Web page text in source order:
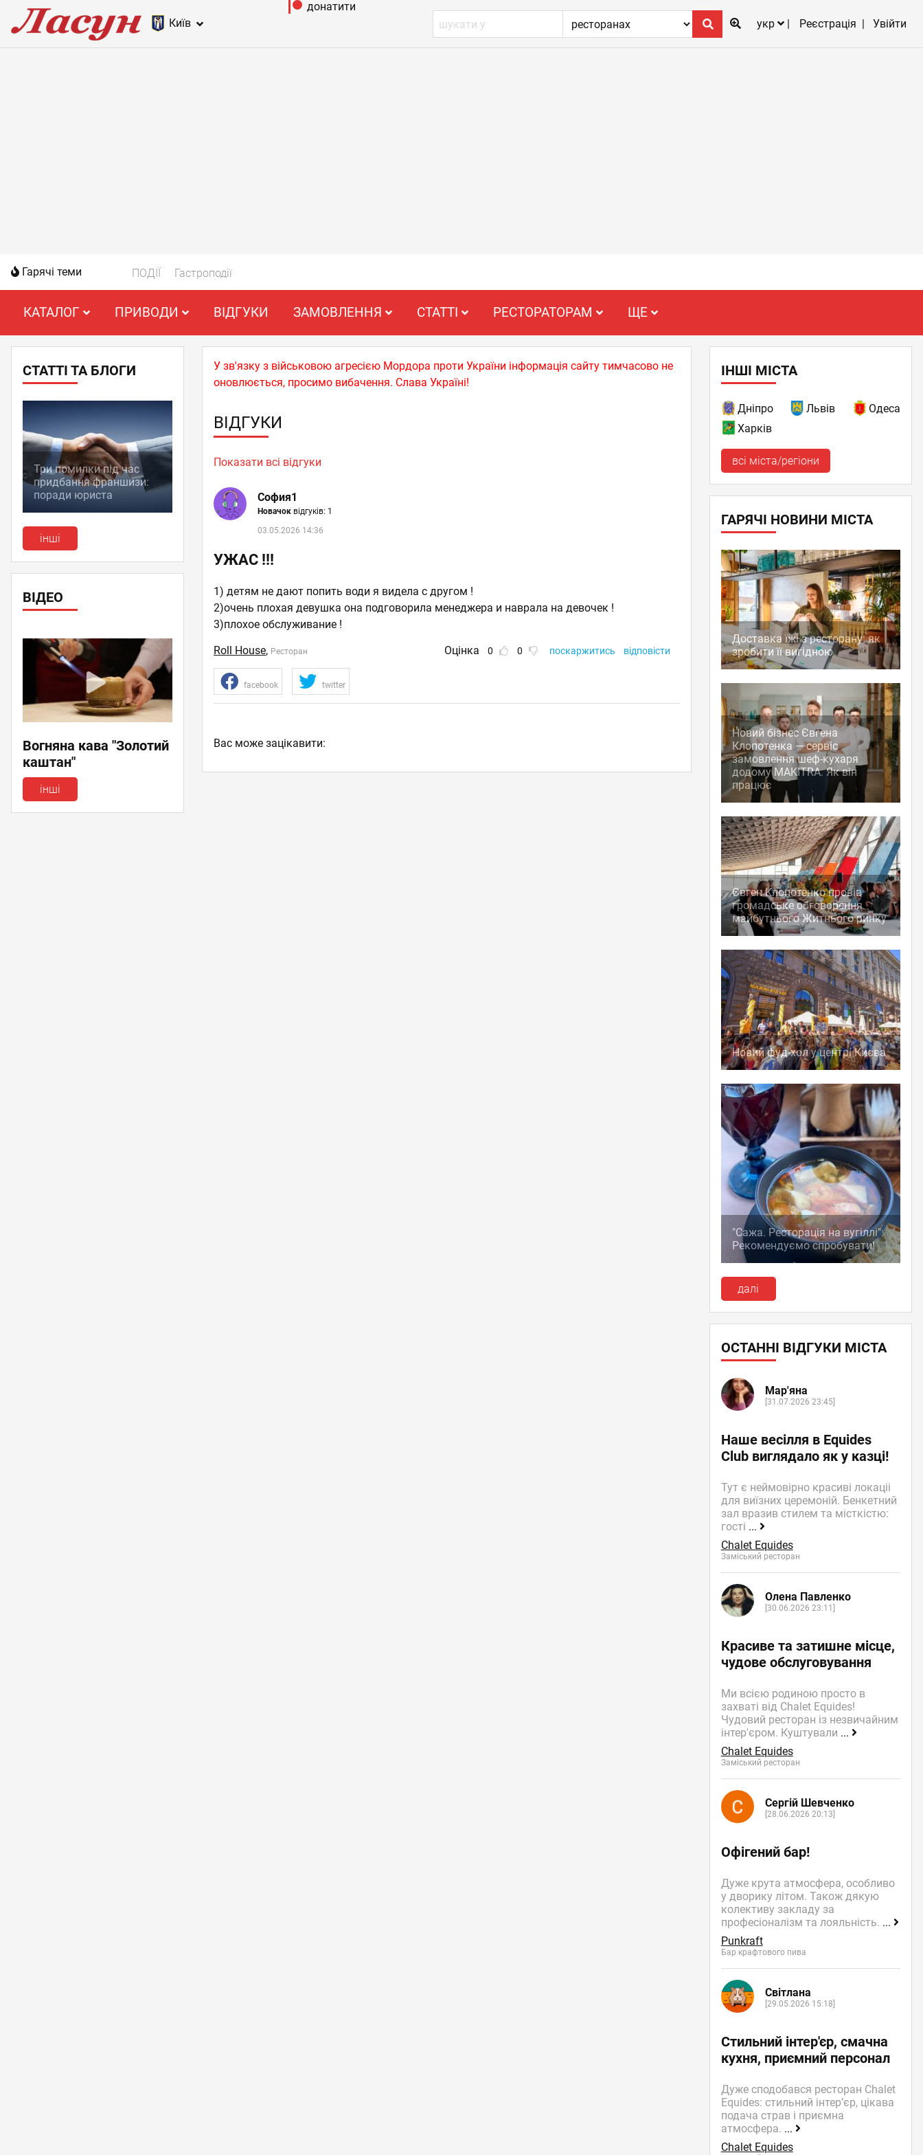
Київ
донатити
укр
Реєстрація Увійти
Гарячі теми ПОДІЇ Гастроподії
КАТАЛОГ ПРИВОДИ ВІДГУКИ ЗАМОВЛЕННЯ СТАТТІ РЕСТОРАТОРАМ ЩЕ
СТАТТІ ТА БЛОГИ
Три помилки під час
придбання франшизи:
поради юриста
інші
ВІДЕО
Вогняна кава "Золотий
каштан"
інші
У зв'язку з військовою агресією Мордора проти України інформація сайту тимчасово не
оновлюється, просимо вибачення. Слава Україні!
ВІДГУКИ
Показати всі відгуки
София1
Новачок відгуків: 1
03.05.2026 14:36
УЖАС !!!
1) детям не дают попить води я видела с другом !
2)очень плохая девушка она подговорила менеджера и наврала на девочек !
3)плохое обслуживание !
Roll House, Ресторан Оцінка 0 0 поскаржитись відповісти
facebook twitter
Вас може зацікавити:
ІНШІ МІСТА
Дніпро Львів
Одеса
Харків
всі міста/регіони
ГАРЯЧІ НОВИНИ МІСТА
Доставка їжі з ресторану: як
зробити її вигідною
Новий бізнес Євгена
Клопотенка — сервіс
замовлення шеф-кухаря
додому MAKITRA. Як він
працює
Євген Клопотенко провів
громадське обговорення
майбутнього Житнього ринку
Новий фуд-хол у центрі Києва
"Сажа. Ресторація на вугіллі":
Рекомендуємо спробувати!
далі
ОСТАННІ ВІДГУКИ МІСТА
Мар'яна
[31.07.2026 23:45]
Наше весілля в Equides
Club виглядало як у казці!
Тут є неймовірно красиві локаціі
для виїзних церемоній. Бенкетний
зал вразив стилем та місткістю:
гості ...
Chalet Equides
Заміський ресторан
Олена Павленко
[30.06.2026 23:11]
Красиве та затишне місце,
чудове обслуговування
Ми всією родиною просто в
захваті від Chalet Equides!
Чудовий ресторан із незвичайним
інтер'єром. Куштували ...
Chalet Equides
Заміський ресторан
Сергій Шевченко
[28.06.2026 20:13]
Офігений бар!
Дуже крута атмосфера, особливо
у дворику літом. Також дякую
колективу закладу за
професіоналізм та лояльність. ...
Punkraft
Бар крафтового пива
Світлана
[29.05.2026 15:18]
Стильний інтер'єр, смачна
кухня, приємний персонал
Дуже сподобався ресторан Chalet
Equides: стильний інтер’єр, цікава
подача страв і приємна
атмосфера. ...
Chalet Equides